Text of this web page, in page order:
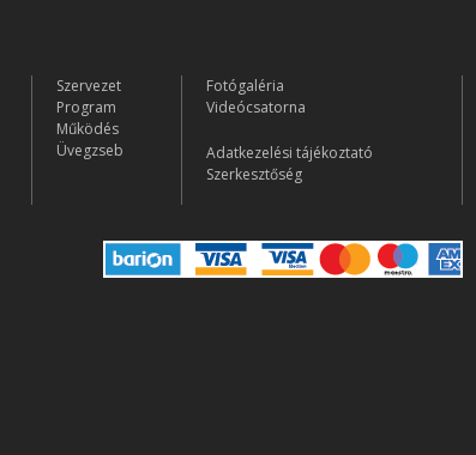
Szervezet
Program
Működés
Üvegzseb
Fotógaléria
Videócsatorna
Adatkezelési tájékoztató
Szerkesztőség